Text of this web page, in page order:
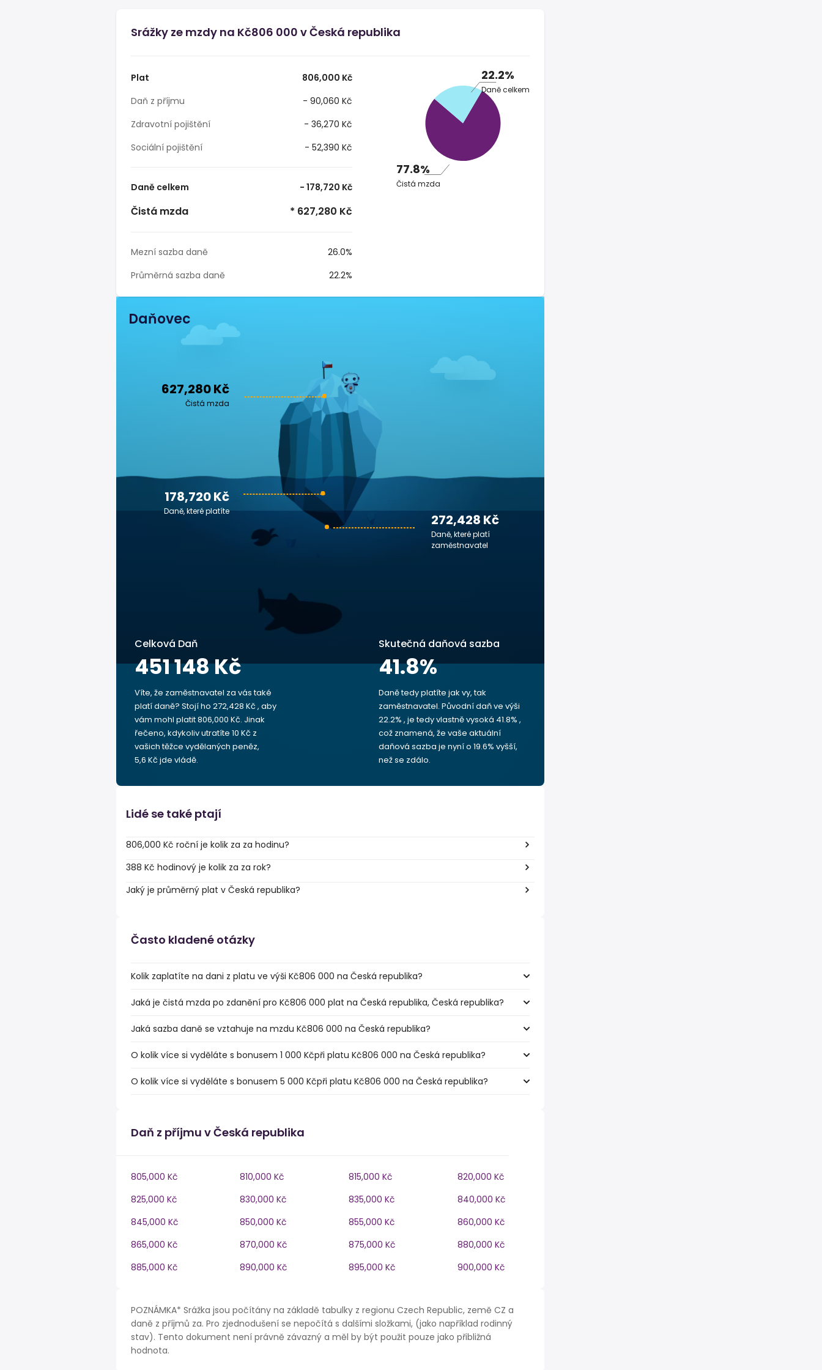
Srážky ze mzdy na Kč806 000 v Česká republika
Plat
806,000 Kč
Daň z příjmu
- 90,060 Kč
Zdravotní pojištění
- 36,270 Kč
Sociální pojištění
- 52,390 Kč
Daně celkem - 178,720 Kč
Čistá mzda * 627,280 Kč
Mezní sazba daně
26.0%
Průměrná sazba daně
22.2%
22.2%
Daně celkem
77.8%
Čistá mzda
Daňovec
627,280 Kč
Čistá mzda
272,428 Kč
Daně, které platí
zaměstnavatel
178,720 Kč
Daně, které platíte
Celková Daň
451 148 Kč
Víte, že zaměstnavatel za vás také
platí daně? Stojí ho 272,428 Kč , aby
vám mohl platit 806,000 Kč. Jinak
řečeno, kdykoliv utratíte 10 Kč z
vašich těžce vydělaných peněz,
5,6 Kč jde vládě.
Skutečná daňová sazba
41.8%
Daně tedy platíte jak vy, tak
zaměstnavatel. Původní daň ve výši
22.2% , je tedy vlastně vysoká 41.8% ,
což znamená, že vaše aktuální
daňová sazba je nyní o 19.6% vyšší,
než se zdálo.
Lidé se také ptají
806,000 Kč roční je kolik za za hodinu?
388 Kč hodinový je kolik za za rok?
Jaký je průměrný plat v Česká republika?
Často kladené otázky
Kolik zaplatíte na dani z platu ve výši Kč806 000 na Česká republika?
Jaká je čistá mzda po zdanění pro Kč806 000 plat na Česká republika, Česká republika?
Jaká sazba daně se vztahuje na mzdu Kč806 000 na Česká republika?
O kolik více si vyděláte s bonusem 1 000 Kčpři platu Kč806 000 na Česká republika?
O kolik více si vyděláte s bonusem 5 000 Kčpři platu Kč806 000 na Česká republika?
Daň z příjmu v Česká republika
805,000 Kč 810,000 Kč 815,000 Kč
820,000 Kč
825,000 Kč
830,000 Kč 835,000 Kč
840,000 Kč
845,000 Kč
850,000 Kč 855,000 Kč
860,000 Kč
865,000 Kč
870,000 Kč 875,000 Kč
880,000 Kč
885,000 Kč
890,000 Kč 895,000 Kč 900,000 Kč
POZNÁMKA* Srážka jsou počítány na základě tabulky z regionu Czech Republic, země CZ a
daně z příjmů za. Pro zjednodušení se nepočítá s dalšími složkami, (jako například rodinný
stav). Tento dokument není právně závazný a měl by být použit pouze jako přibližná
hodnota.